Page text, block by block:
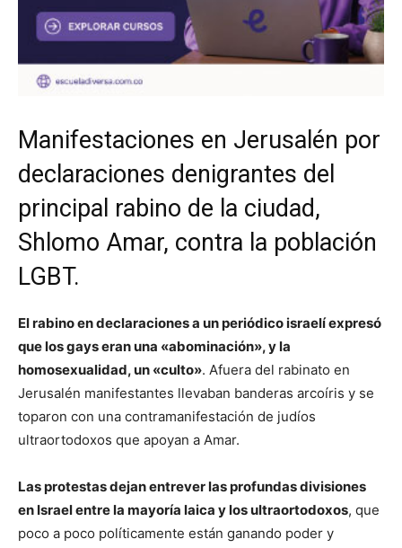
Manifestaciones en Jerusalén por
declaraciones denigrantes del
principal rabino de la ciudad,
Shlomo Amar, contra la población
LGBT.
El rabino en declaraciones a un periódico israelí expresó
que los gays eran una «abominación», y la
homosexualidad, un «culto». Afuera del rabinato en
Jerusalén manifestantes llevaban banderas arcoíris y se
toparon con una contramanifestación de judíos
ultraortodoxos que apoyan a Amar.
Las protestas dejan entrever las profundas divisiones
en Israel entre la mayoría laica y los ultraortodoxos, que
poco a poco políticamente están ganando poder y